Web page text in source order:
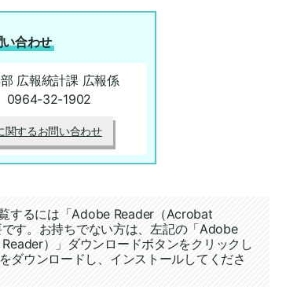
合わせ
広報統計課 広報係
0964-32-1902
関するお問い合わせ
するには「Adobe Reader（Acrobat
す。お持ちでない方は、左記の「Adobe
）」ダウンロードボタンをクリックし
ダウンロードし、インストールしてくださ